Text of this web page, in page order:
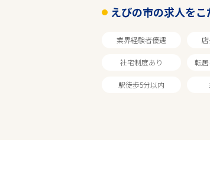
宮崎
えびの市
業種
えびの市の求人を
業界経験者優遇
社宅制度あり 転
駅徒歩5分以内